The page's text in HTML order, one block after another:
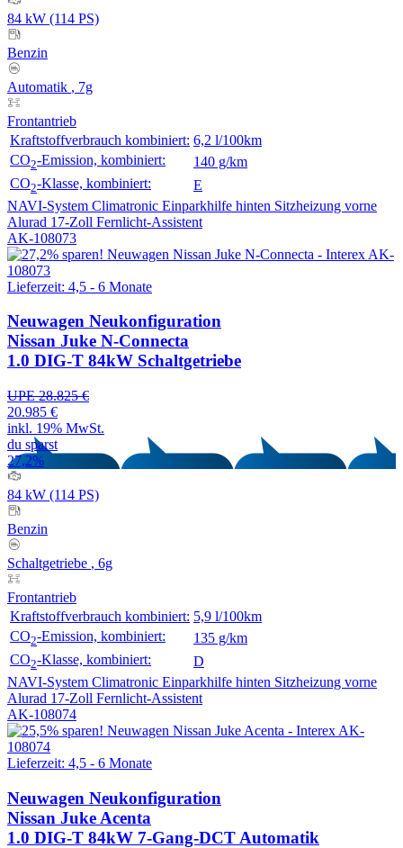
84 kW (114 PS)
Benzin
Automatik , 7g
Frontantrieb
Kraftstoffverbrauch kombiniert: 6,2 l/100km
CO2-Emission, kombiniert:
140 g/km
CO2-Klasse, kombiniert:
E
NAVI-System Climatronic Einparkhilfe hinten Sitzheizung vorne
Alurad 17-Zoll Fernlicht-Assistent
AK-108073
Lieferzeit: 4,5 - 6 Monate
Neuwagen Neukonfiguration
Nissan Juke N-Connecta
1.0 DIG-T 84kW Schaltgetriebe
UPE 28.825 €
20.985 €
inkl. 19% MwSt.
du sparst
27,2%
84 kW (114 PS)
Benzin
Schaltgetriebe , 6g
Frontantrieb
Kraftstoffverbrauch kombiniert: 5,9 l/100km
CO2-Emission, kombiniert:
135 g/km
CO2-Klasse, kombiniert:
D
NAVI-System Climatronic Einparkhilfe hinten Sitzheizung vorne
Alurad 17-Zoll Fernlicht-Assistent
AK-108074
Lieferzeit: 4,5 - 6 Monate
Neuwagen Neukonfiguration
Nissan Juke Acenta
1.0 DIG-T 84kW 7-Gang-DCT Automatik